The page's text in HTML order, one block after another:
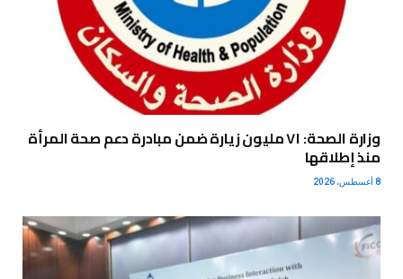
وزارة الصحة: ٧١ مليون زيارة ضمن مبادرة دعم صحة المرأة
منذ إطلاقها
8 أغسطس، 2026